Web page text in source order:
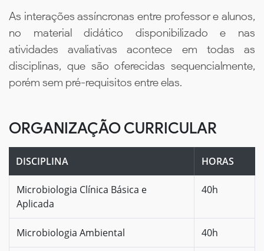
As interações assíncronas entre professor e alunos,
no material didático disponibilizado e nas
atividades avaliativas acontece em todas as
disciplinas, que são oferecidas sequencialmente,
porém sem pré-requisitos entre elas.
ORGANIZAÇÃO CURRICULAR
DISCIPLINA HORAS
Microbiologia Clínica Básica e
Aplicada
40h
Microbiologia Ambiental 40h